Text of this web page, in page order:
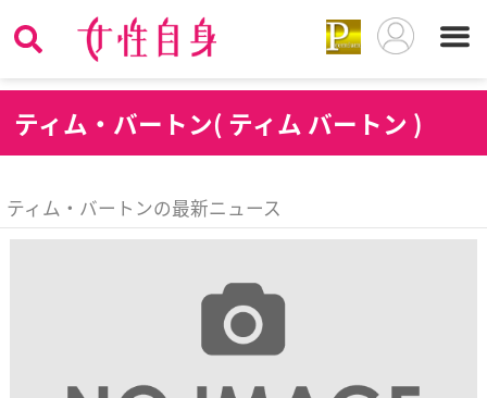
ティム・バートン( ティム バートン )
ティム・バートンの最新ニュース